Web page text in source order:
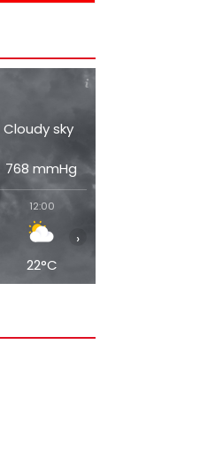
Cloudy sky
768 mmHg
12:00
22°C
›